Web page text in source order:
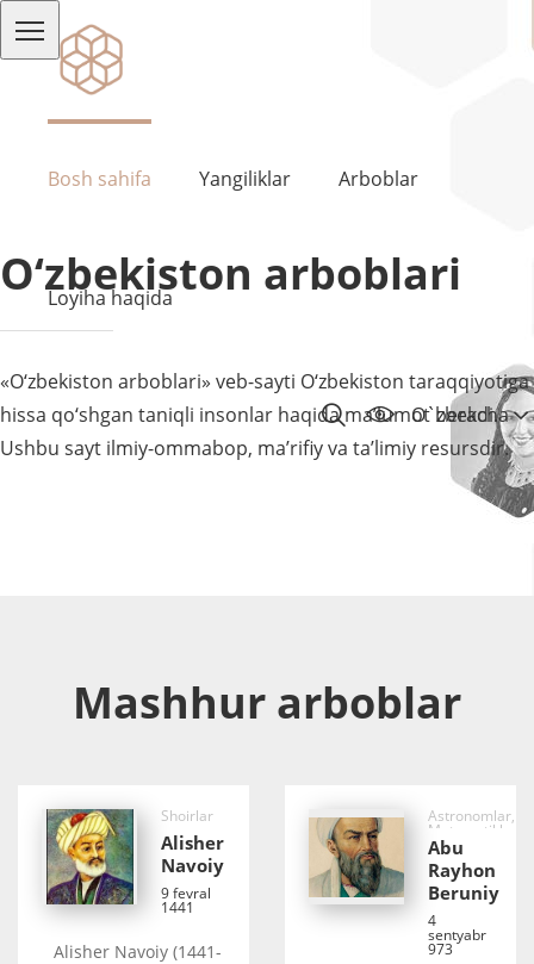
Bosh sahifa Yangiliklar Arboblar
Loyiha haqida
O`zbekcha
O‘zbekiston arboblari
«O‘zbekiston arboblari» veb-sayti O‘zbekiston taraqqiyotiga
hissa qo‘shgan taniqli insonlar haqida ma’lumot beradi.
Ushbu sayt ilmiy-ommabop, ma’rifiy va ta’limiy resursdir.
Mashhur arboblar
Shoirlar
Alisher
Navoiy
9 fevral
1441
Alisher Navoiy (1441-
Astronomlar,
Matematiklar,
Faylasuflar
Abu
Rayhon
Beruniy
4
sentyabr
973